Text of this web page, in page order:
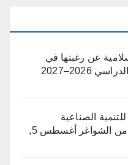
عن رغبتها في
2026–2027
الصناعية
الشواغر
أغسطس 5,